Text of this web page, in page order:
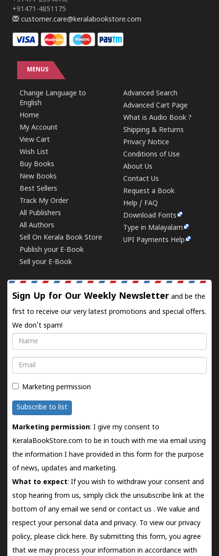
+91471-4851175
customer.care@keralabookstore.com
MENUS
Change Language to
English
Home
My Account
View Cart
Wish List
Buy Books
New Books
Best Sellers
Track My Order
All Publishers
All Authors
Sell On Kerala Book Store
Publish your E-Book
Sell your E-Book
Advanced Search
Advanced Cart Page
What is Audio Book ?
Shipping & Returns
Privacy Notice
Conditions of Use
About Us
Contact Us
Request a Book
Help / FAQ
Download Fonts
Type in Malayalam
UPI Payments Help
Sign Up for Our Weekly Newsletter and be the
first to receive our very latest promotions and special offers.
We don't spam!
Name
Email
Marketing permission
Subscribe to list
Marketing permission: I give my consent to
KeralaBookStore.com to be in touch with me via email using
the information I have provided in this form for the purpose
of news, updates and marketing.
What to expect: If you wish to withdraw your consent and
stop hearing from us, simply click the unsubscribe link at the
bottom of any email we send orcontact us . We value and
respect your personal data and privacy. To view our privacy
policy, please click here. By submitting this form, you agree
that we may process your information in accordance with